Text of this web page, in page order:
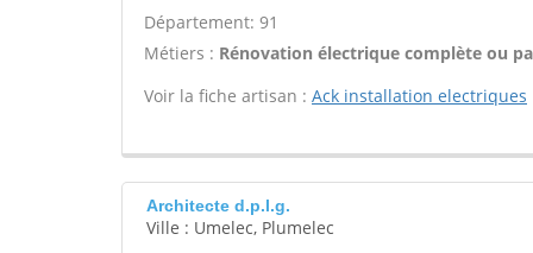
Département: 91
Métiers : Rénovation électrique complète ou
Voir la fiche artisan : Ack installation electriques
Architecte d.p.l.g.
Ville : Umelec, Plumelec